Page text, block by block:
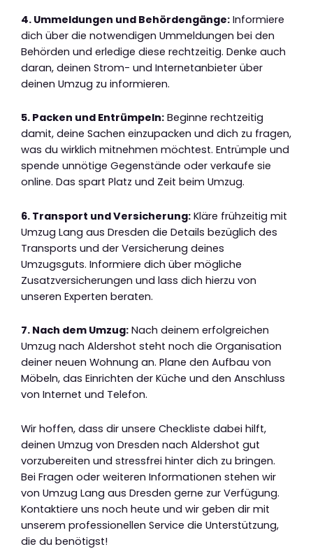
4. Ummeldungen und Behördengänge: Informiere
dich über die notwendigen Ummeldungen bei den
Behörden und erledige diese rechtzeitig. Denke auch
daran, deinen Strom- und Internetanbieter über
deinen Umzug zu informieren.
5. Packen und Entrümpeln: Beginne rechtzeitig
damit, deine Sachen einzupacken und dich zu fragen,
was du wirklich mitnehmen möchtest. Entrümple und
spende unnötige Gegenstände oder verkaufe sie
online. Das spart Platz und Zeit beim Umzug.
6. Transport und Versicherung: Kläre frühzeitig mit
Umzug Lang aus Dresden die Details bezüglich des
Transports und der Versicherung deines
Umzugsguts. Informiere dich über mögliche
Zusatzversicherungen und lass dich hierzu von
unseren Experten beraten.
7. Nach dem Umzug: Nach deinem erfolgreichen
Umzug nach Aldershot steht noch die Organisation
deiner neuen Wohnung an. Plane den Aufbau von
Möbeln, das Einrichten der Küche und den Anschluss
von Internet und Telefon.
Wir hoffen, dass dir unsere Checkliste dabei hilft,
deinen Umzug von Dresden nach Aldershot gut
vorzubereiten und stressfrei hinter dich zu bringen.
Bei Fragen oder weiteren Informationen stehen wir
von Umzug Lang aus Dresden gerne zur Verfügung.
Kontaktiere uns noch heute und wir geben dir mit
unserem professionellen Service die Unterstützung,
die du benötigst!